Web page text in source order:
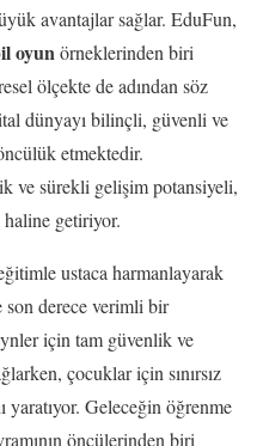
avantajlar sağlar. EduFun,
oyunörneklerinden biri
ölçekte de adından söz
dünyayı bilinçli, güvenli ve
etmektedir.
ve sürekli gelişim potansiyeli,
getiriyor.
ustaca harmanlayarak
derece verimli bir
için tam güvenlik ve
çocuklar için sınırsız
yaratıyor. Geleceğin öğrenme
öncülerinden biri